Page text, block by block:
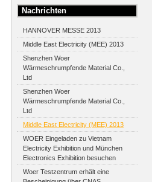
Nachrichten
HANNOVER MESSE 2013
Middle East Electricity (MEE) 2013
Shenzhen Woer
Wärmeschrumpfende Material Co.,
Ltd
Shenzhen Woer
Wärmeschrumpfende Material Co.,
Ltd
Middle East Electricity (MEE) 2013
WOER Eingeladen zu Vietnam
Electricity Exhibition und München
Electronics Exhibition besuchen
Woer Testzentrum erhält eine